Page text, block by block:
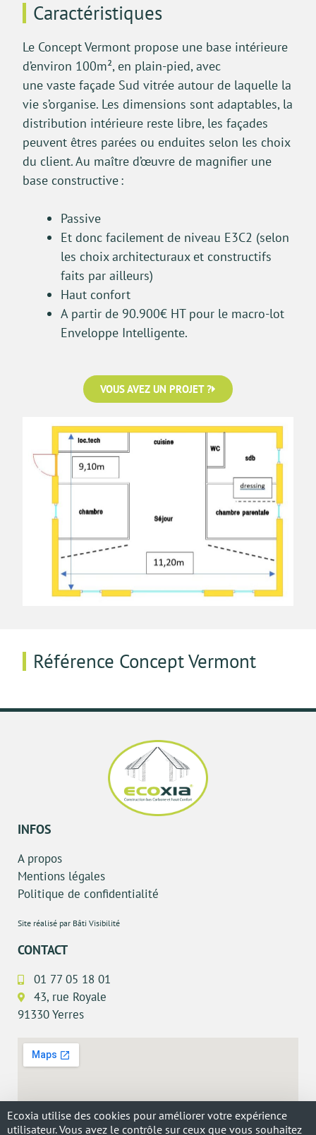
Caractéristiques
Le Concept Vermont propose une base intérieure
d’environ 100m²,en plain-pied,avec
une vastefaçade Sud vitrée autour de laquelle la
vie s’organise. Les dimensions sont adaptables, la
distribution intérieure reste libre, les façades
peuvent êtres parées ou enduites selon les choix
du client. Au maître d’œuvre de magnifier une
base constructive :
Passive
Et donc facilement de niveau E3C2 (selon
les choix architecturaux et constructifs
faits par ailleurs)
Haut confort
A partir de 90.900€ HT pour le macro-lot
Enveloppe Intelligente.
VOUS AVEZ UN PROJET ?
Référence Concept Vermont
INFOS
A propos
Mentions légales
Politique de confidentialité
Site réalisé par Bâti Visibilité
CONTACT
01 77 05 18 01
43, rue Royale
91330 Yerres
Ecoxia utilise des cookies pour améliorer votre expérience
utilisateur. Vous avez le contrôle sur ceux que vous souhaitez